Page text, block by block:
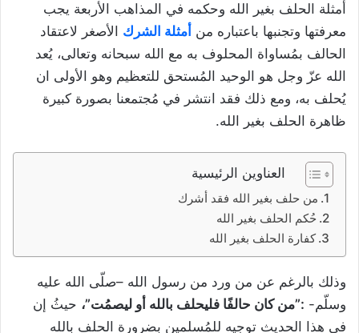
أمثلة الحلف بغير الله وحكمه في المذاهب الأربعة يجب
معرفتها وتجنبها باعتباره من أمثلة الشرك الأصغر لاعتقاد
الحالف بمُساواة المحلوف به مع الله سبحانه وتعالى، يُعد
الله عزّ وجل هو الوحيد المُستحق للتعظيم وهو الأولى ان
يُحلف به، ومع ذلك فقد انتشر في مُجتمعنا بصورة كبيرة
ظاهرة الحلف بغير الله.
العناوين الرئيسية
من حلف بغير الله فقد أشرك
حُكم الحلف بغير الله
كفارة الحلف بغير الله
وذلك بالرغم عن من ورد من رسول الله –صلّى الله عليه
وسلّم- :”من كان حالفًا فليحلف بالله أو ليصمُت”، حيثُ إن
في هذا الحديث توجيه للمُسلمين بضرورة الحلف بالله